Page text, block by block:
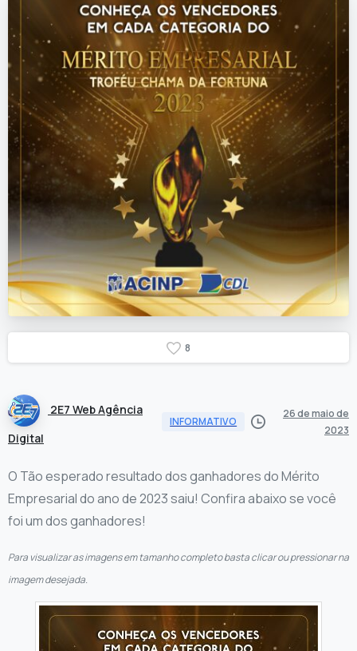
8
2E7 Web Agência
Digital
INFORMATIVO
26 de maio de
2023
O Tão esperado resultado dos ganhadores do Mérito
Empresarial do ano de 2023 saiu! Confira abaixo se você
foi um dos ganhadores!
Para visualizar as imagens em tamanho completo basta clicar ou pressionar na
imagem desejada.